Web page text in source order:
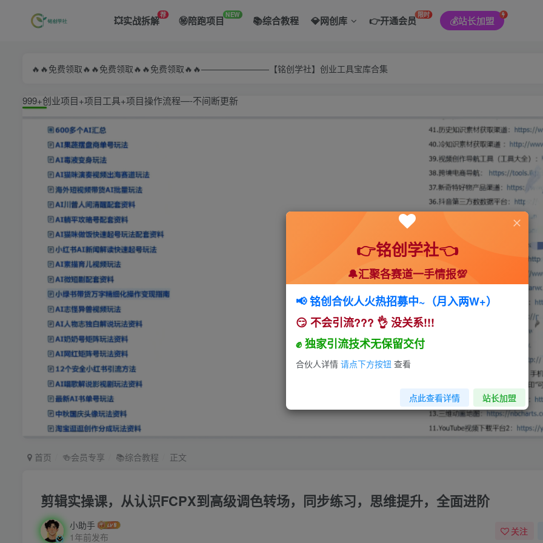
💥实战拆解荐 ㊙️陪跑项目NEW 📚综合教程 💎网创库 👉开通会员限时 💰站长加盟
🔥🔥免费领取🔥🔥免费领取🔥🔥免费领取🔥🔥————————【铭创学社】创业工具宝库合集
999+创业项目+项目工具+项目操作流程—-不间断更新
首页 🍻会员专享 📚综合教程 正文
剪辑实操课，从认识FCPX到高级调色转场，同步练习，思维提升，全面进阶
小助手
1年前发布
关注
👉铭创学社👈
🔔汇聚各赛道一手情报💯
📢 铭创合伙人火热招募中~（月入两W+）
😏 不会引流??? 👌 没关系!!!
✊ 独家引流技术无保留交付
合伙人详情 请点下方按钮 查看
点此查看详情 站长加盟